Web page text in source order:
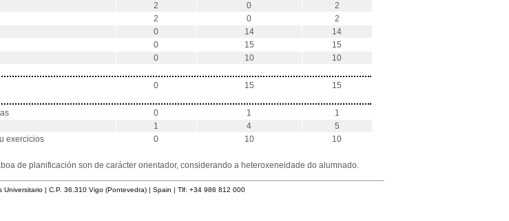
2 0
2
2 0
2
0 14
14
0 15
15
0 10 10
0 15 15
0 1
1
1 4
5
exercicios
0 10 10
de planificación son de carácter orientador, considerando a heteroxeneidade do alumnado.
| C.P. 36.310 Vigo (Pontevedra) | Spain | Tlf: +34 986 812 000